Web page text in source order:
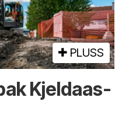
PLUSS
Kjeldaas-